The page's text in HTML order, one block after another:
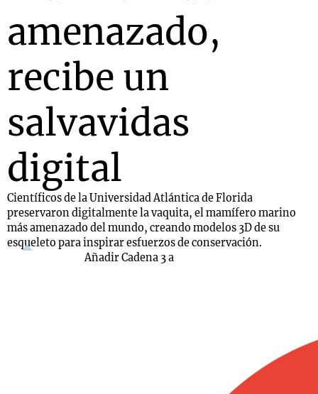
amenazado,
recibe un
salvavidas
digital
Científicos de la Universidad Atlántica de Florida
preservaron digitalmente la vaquita, el mamífero marino
más amenazado del mundo, creando modelos 3D de su
esqueleto para inspirar esfuerzos de conservación.
Añadir Cadena 3 a